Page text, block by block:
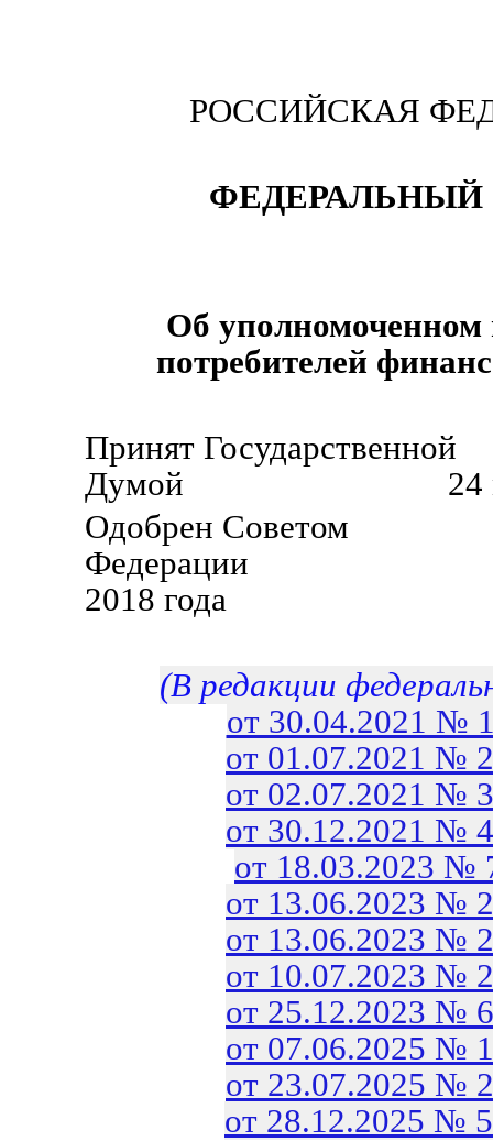
РОССИЙСКАЯ
ФЕДЕРАЛЬНЫЙ
Об уполномоченном
потребителей
Принят Государственной
Думой 24 мая
Одобрен Советом
Федерации
2018 года
(В редакции
от 30.04.2021 №
от 01.07.2021 №
от 02.07.2021 №
от 30.12.2021 №
от 18.03.2023 №
от 13.06.2023 №
от 13.06.2023 №
от 10.07.2023 №
от 25.12.2023 №
от 07.06.2025 №
от 23.07.2025 №
от 28.12.2025 №